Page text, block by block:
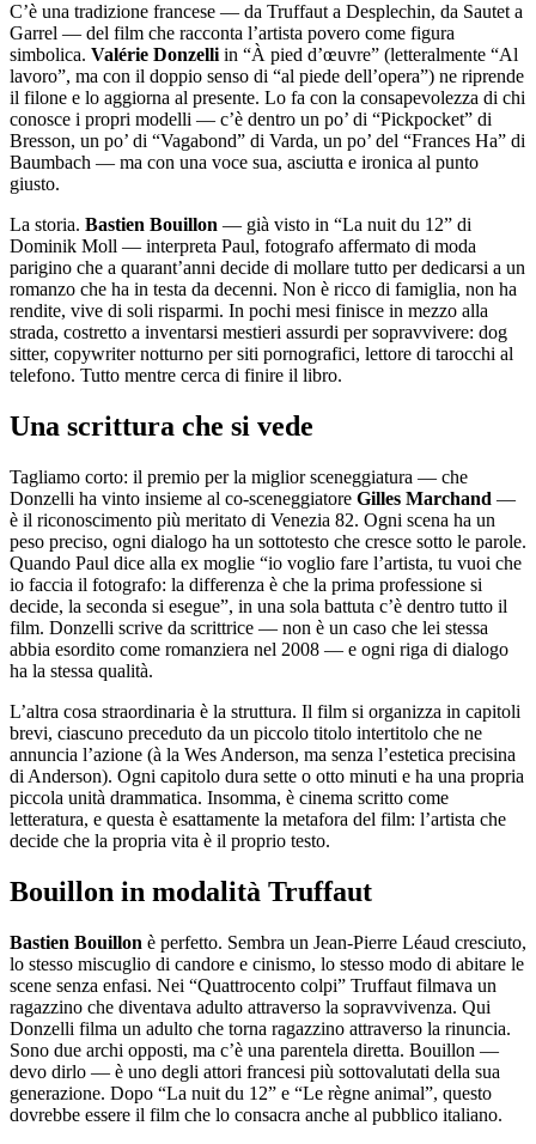
C’è una tradizione francese — da Truffaut a Desplechin, da Sautet a
Garrel — del film che racconta l’artista povero come figura
simbolica. Valérie Donzelliin “À pied d’œuvre” (letteralmente “Al
lavoro”, ma con il doppio senso di “al piede dell’opera”) ne riprende
il filone e lo aggiorna al presente. Lo fa con la consapevolezza di chi
conosce i propri modelli — c’è dentro un po’ di “Pickpocket” di
Bresson, un po’ di “Vagabond” di Varda, un po’ del “Frances Ha” di
Baumbach — ma con una voce sua, asciutta e ironica al punto
giusto.
La storia. Bastien Bouillon — già visto in “La nuit du 12” di
Dominik Moll — interpreta Paul, fotografo affermato di moda
parigino che a quarant’anni decide di mollare tutto per dedicarsi a un
romanzo che ha in testa da decenni. Non è ricco di famiglia, non ha
rendite, vive di soli risparmi. In pochi mesi finisce in mezzo alla
strada, costretto a inventarsi mestieri assurdi per sopravvivere: dog
sitter, copywriter notturno per siti pornografici, lettore di tarocchi al
telefono. Tutto mentre cerca di finire il libro.
Una scrittura che si vede
Tagliamo corto: il premio per la miglior sceneggiatura — che
Donzelli ha vinto insieme al co-sceneggiatore Gilles Marchand —
è il riconoscimento più meritato di Venezia 82. Ogni scena ha un
peso preciso, ogni dialogo ha un sottotesto che cresce sotto le parole.
Quando Paul dice alla ex moglie “io voglio fare l’artista, tu vuoi che
io faccia il fotografo: la differenza è che la prima professione si
decide, la seconda si esegue”, in una sola battuta c’è dentro tutto il
film. Donzelli scrive da scrittrice — non è un caso che lei stessa
abbia esordito come romanziera nel 2008 — e ogni riga di dialogo
ha la stessa qualità.
L’altra cosa straordinaria è la struttura. Il film si organizza in capitoli
brevi, ciascuno preceduto da un piccolo titolo intertitolo che ne
annuncia l’azione (à la Wes Anderson, ma senza l’estetica precisina
di Anderson). Ogni capitolo dura sette o otto minuti e ha una propria
piccola unità drammatica. Insomma, è cinema scritto come
letteratura, e questa è esattamente la metafora del film: l’artista che
decide che la propria vita è il proprio testo.
Bouillon in modalità Truffaut
Bastien Bouillon è perfetto. Sembra un Jean-Pierre Léaud cresciuto,
lo stesso miscuglio di candore e cinismo, lo stesso modo di abitare le
scene senza enfasi. Nei “Quattrocento colpi” Truffaut filmava un
ragazzino che diventava adulto attraverso la sopravvivenza. Qui
Donzelli filma un adulto che torna ragazzino attraverso la rinuncia.
Sono due archi opposti, ma c’è una parentela diretta. Bouillon —
devo dirlo — è uno degli attori francesi più sottovalutati della sua
generazione. Dopo “La nuit du 12” e “Le règne animal”, questo
dovrebbe essere il film che lo consacra anche al pubblico italiano.